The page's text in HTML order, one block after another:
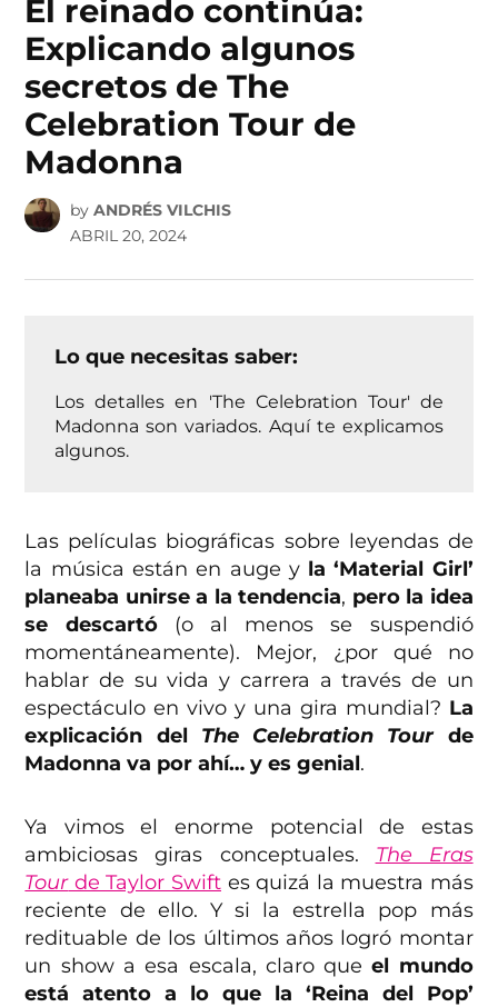
El reinado continúa:
Explicando algunos
secretos de The
Celebration Tour de
Madonna
by ANDRÉS VILCHIS
ABRIL 20, 2024
Lo que necesitas saber:
Los detalles en 'The Celebration Tour' de
Madonna son variados. Aquí te explicamos
algunos.
Las películas biográficas sobre leyendas de
la música están en auge yla ‘Material Girl’
planeaba unirse a la tendencia, pero la idea
se descartó (o al menos se suspendió
momentáneamente). Mejor, ¿por qué no
hablar de su vida y carrera a través de un
espectáculo en vivo y una gira mundial? La
explicación del The Celebration Tourde
Madonna va por ahí… y es genial.
Ya vimos el enorme potencial de estas
ambiciosas giras conceptuales. The Eras
Tourde Taylor Swiftes quizá la muestra más
reciente de ello. Y si la estrella pop más
redituable de los últimos años logró montar
un show a esa escala, claro queel mundo
está atento a lo que la ‘Reina del Pop’